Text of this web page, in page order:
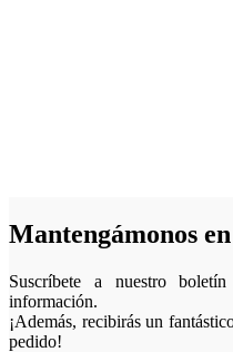
Mantengámonos
Suscríbete a nuestro
información.
¡Además, recibirás un
pedido!